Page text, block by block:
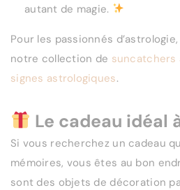
autant de magie.
Pour les passionnés
notre collection de suncatchers
signes astrologiques.
Le cadeau idéal
Si vous recherchez un cadeau
mémoires, vous êtes au bon
sont des objets de décoration